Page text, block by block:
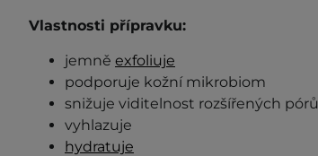
Vlastnosti přípravku:
jemně exfoliuje
podporuje kožní mikrobiom
snižuje viditelnost rozšířených pórů
vyhlazuje
hydratuje